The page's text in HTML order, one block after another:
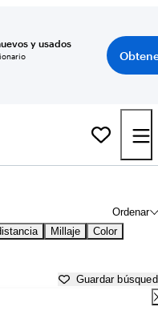
y usados
Ordenar
Millaje Color
Guardar